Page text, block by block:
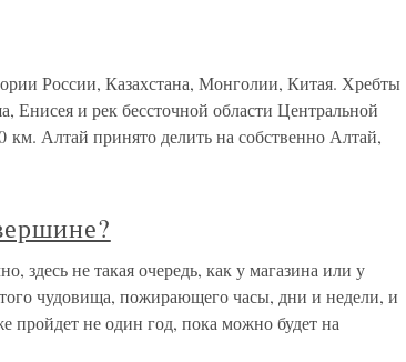
России, Казахстана, Монголии, Китая. Хребты
Енисея и рек бессточной области Центральной
Алтай принято делить на собственно Алтай,
здесь не такая очередь, как у магазина или у
чудовища, пожирающего часы, дни и недели, и
пройдет не один год, пока можно будет на